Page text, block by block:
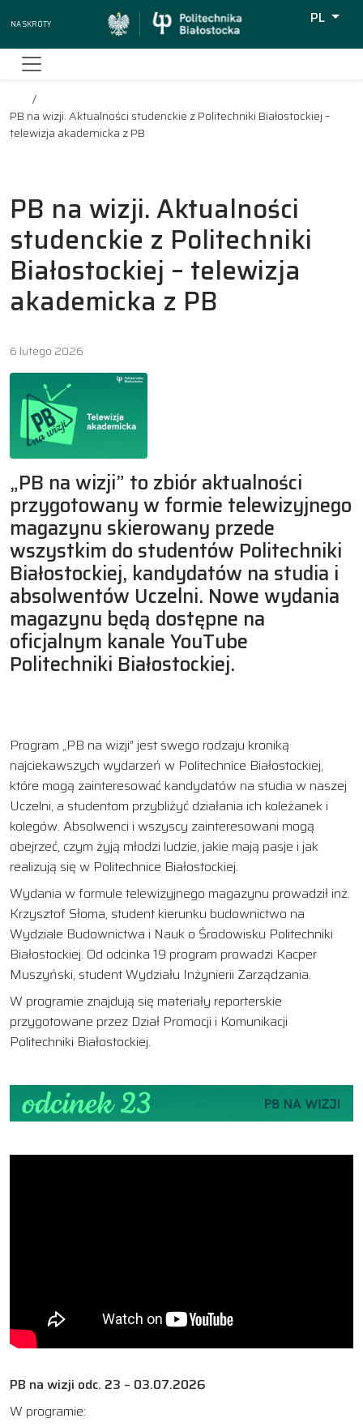
Na skróty
PL
PB na wizji. Aktualności studenckie z Politechniki Białostockiej –
telewizja akademicka z PB
PB na wizji. Aktualności
studenckie z Politechniki
Białostockiej – telewizja
akademicka z PB
6 lutego 2026
„PB na wizji” to zbiór aktualności
przygotowany w formie telewizyjnego
magazynu skierowany przede
wszystkim do studentów Politechniki
Białostockiej, kandydatów na studia i
absolwentów Uczelni. Nowe wydania
magazynu będą dostępne na
oficjalnym kanale YouTube
Politechniki Białostockiej.
Program „PB na wizji” jest swego rodzaju kroniką
najciekawszych wydarzeń w Politechnice Białostockiej,
które mogą zainteresować kandydatów na studia w naszej
Uczelni, a studentom przybliżyć działania ich koleżanek i
kolegów. Absolwenci i wszyscy zainteresowani mogą
obejrzeć, czym żyją młodzi ludzie, jakie mają pasje i jak
realizują się w Politechnice Białostockiej.
Wydania w formule telewizyjnego magazynu prowadził inż.
Krzysztof Słoma, student kierunku budownictwo na
Wydziale Budownictwa i Nauk o Środowisku Politechniki
Białostockiej. Od odcinka 19 program prowadzi Kacper
Muszyński, student Wydziału Inżynierii Zarządzania.
W programie znajdują się materiały reporterskie
przygotowane przez Dział Promocji i Komunikacji
Politechniki Białostockiej.
PB na wizji odc. 23 – 03.07.2026
W programie: